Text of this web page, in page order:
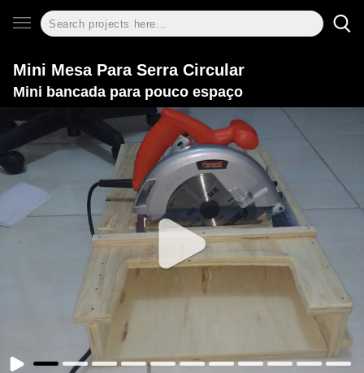
Mini Mesa Para Serra Circular
Mini bancada para pouco espaço